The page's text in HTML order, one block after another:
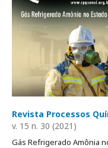
Revista Processos
v. 15 n. 30 (2021)
Gás Refrigerado Amônia